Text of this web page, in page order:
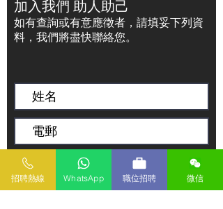
加入我們 助人助己
如有查詢或有意應徵者，請填妥下列資
料，我們將盡快聯絡您。
招聘熱線 WhatsApp 職位招聘 微信